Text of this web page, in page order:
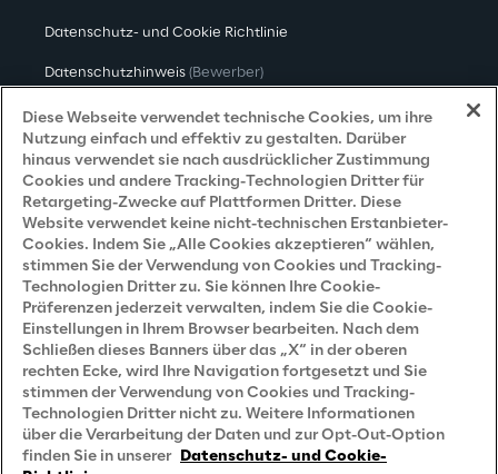
Datenschutz- und Cookie Richtlinie
Datenschutzhinweis (Bewerber)
Datenschutzhinweis(Kunden)
Datenschutzhinweis (Dienstleister)
Datenschutzhinweis (Marketing)
Accessibility Statement
Careers
Contacts
Diese Webseite verwendet technische Cookies, um ihre
Nutzung einfach und effektiv zu gestalten. Darüber
hinaus verwendet sie nach ausdrücklicher Zustimmung
Cookies und andere Tracking-Technologien Dritter für
Retargeting-Zwecke auf Plattformen Dritter. Diese
Website verwendet keine nicht-technischen Erstanbieter-
Cookies. Indem Sie „Alle Cookies akzeptieren“ wählen,
stimmen Sie der Verwendung von Cookies und Tracking-
Technologien Dritter zu. Sie können Ihre Cookie-
Präferenzen jederzeit verwalten, indem Sie die Cookie-
Einstellungen in Ihrem Browser bearbeiten. Nach dem
Schließen dieses Banners über das „X“ in der oberen
rechten Ecke, wird Ihre Navigation fortgesetzt und Sie
stimmen der Verwendung von Cookies und Tracking-
Technologien Dritter nicht zu. Weitere Informationen
über die Verarbeitung der Daten und zur Opt-Out-Option
finden Sie in unserer Datenschutz- und Cookie-